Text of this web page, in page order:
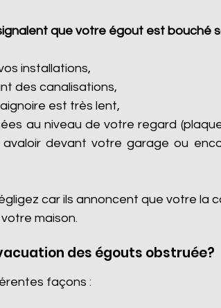
que votre égout est bouché
installations,
des canalisations,
est très lent,
au niveau de votre regard
devant votre garage ou
car ils annoncent que votre la
maison.
des égouts obstruée?
façons :